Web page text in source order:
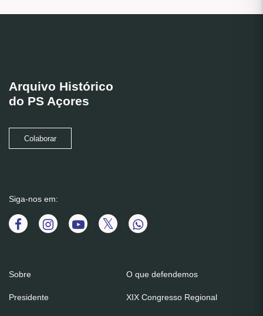
Arquivo Histórico
do PS Açores
Colaborar
Siga-nos em:
Sobre
Presidente
O que defendemos
XIX Congresso Regional